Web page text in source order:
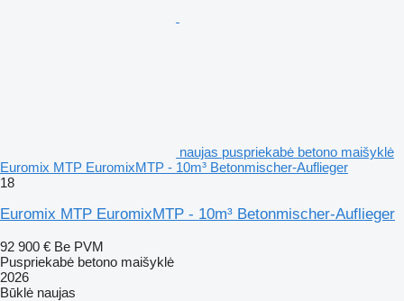
naujas puspriekabė betono maišyklė
Euromix MTP EuromixMTP - 10m³ Betonmischer-Auflieger
18
Euromix MTP EuromixMTP - 10m³ Betonmischer-Auflieger
92 900 € Be PVM
Puspriekabė betono maišyklė
2026
Būklė naujas